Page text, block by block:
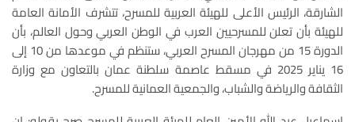
الشارقة، الرئيس الأعلى للهيئة العربية للمسرح، تتشرف الأمانة العامة
للهيئة بأن تعلن للمسرحيين العرب في الوطن العربي وحول العالم، بأن
الدورة 15 من مهرجان المسرح العربي، ستنظم في موعدها من 10 إلى
16 يناير 2025 في مسقط عاصمة سلطنة عمان بالتعاون مع وزارة
الثقافة والرياضة والشباب، والجمعية العمانية للمسرح.